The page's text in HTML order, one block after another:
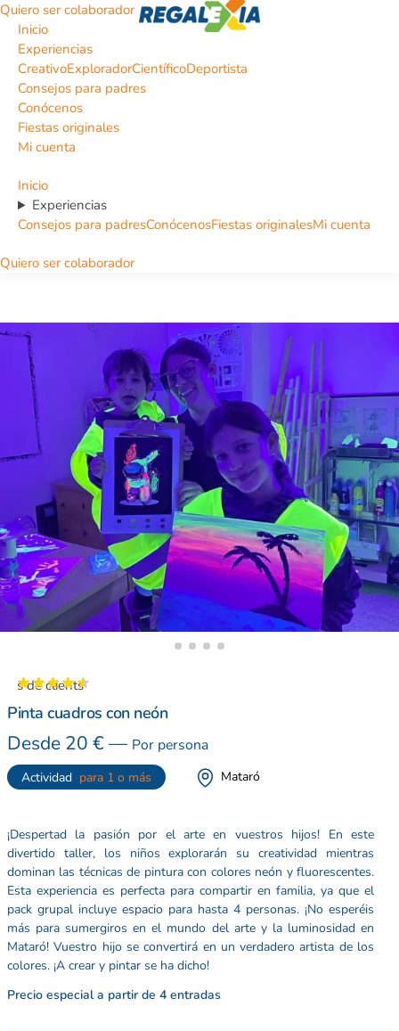
Quiero ser colaborador
Inicio
Experiencias
CreativoExploradorCientíficoDeportista
Consejos para padres
Conócenos
Fiestas originales
Mi cuenta
Inicio
Experiencias
Consejos para padresConócenosFiestas originalesMi cuenta
Quiero ser colaborador
de clients
Pinta cuadros con neón
Desde 20 €— Por persona
Actividad para 1 o más Mataró
¡Despertad la pasión por el arte en vuestros hijos! En este
divertido taller, los niños explorarán su creatividad mientras
dominan las técnicas de pintura con colores neón y fluorescentes.
Esta experiencia es perfecta para compartir en familia, ya que el
pack grupal incluye espacio para hasta 4 personas. ¡No esperéis
más para sumergiros en el mundo del arte y la luminosidad en
Mataró! Vuestro hijo se convertirá en un verdadero artista de los
colores. ¡A crear y pintar se ha dicho!
Precio especial a partir de 4 entradas